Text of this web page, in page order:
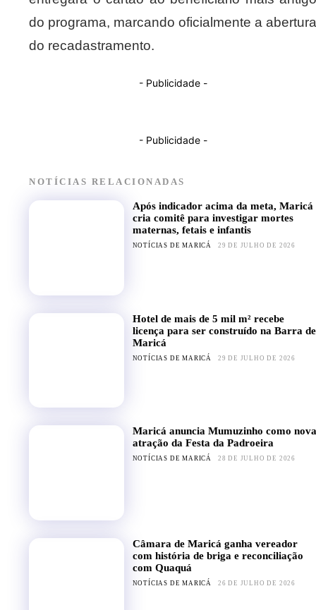
do programa, marcando oficialmente a abertura
do recadastramento.
- Publicidade -
- Publicidade -
NOTÍCIAS RELACIONADAS
Após indicador acima da meta, Maricá
cria comitê para investigar mortes
maternas, fetais e infantis
NOTÍCIAS DE MARICÁ 29 DE JULHO DE 2026
Hotel de mais de 5 mil m² recebe
licença para ser construído na Barra de
Maricá
NOTÍCIAS DE MARICÁ 29 DE JULHO DE 2026
Maricá anuncia Mumuzinho como nova
atração da Festa da Padroeira
NOTÍCIAS DE MARICÁ 28 DE JULHO DE 2026
Câmara de Maricá ganha vereador
com história de briga e reconciliação
com Quaquá
NOTÍCIAS DE MARICÁ 26 DE JULHO DE 2026